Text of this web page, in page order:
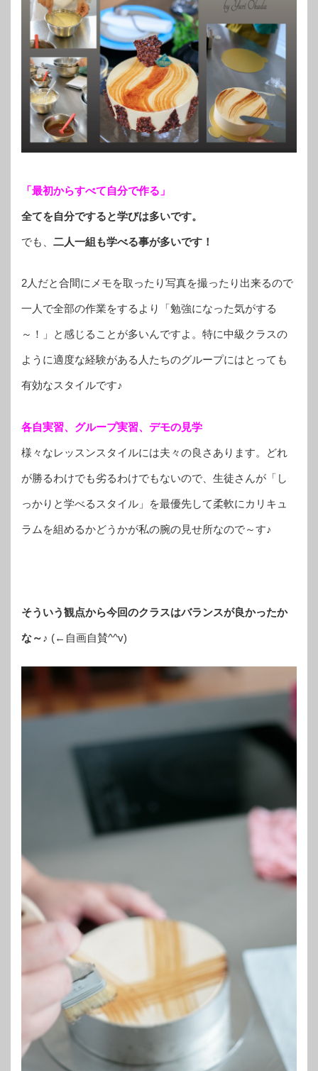
「最初からすべて自分で作る」
全てを自分ですると学びは多いです。
でも、 二人一組も学べる事が多いです！
2人だと合間にメモを取ったり写真を撮ったり出来るので
一人で全部の作業をするより「勉強になった気がする
～！」と感じることが多いんですよ。特に中級クラスの
ように適度な経験がある人たちのグループにはとっても
有効なスタイルです♪
各自実習、グループ実習、デモの見学
様々なレッスンスタイルには夫々の良さあります。どれ
が勝るわけでも劣るわけでもないので、生徒さんが「し
っかりと学べるスタイル」を最優先して柔軟にカリキュ
ラムを組めるかどうかが私の腕の見せ所なので～す♪
そういう観点から今回のクラスはバランスが良かったか
な～♪ (←自画自賛^^v)